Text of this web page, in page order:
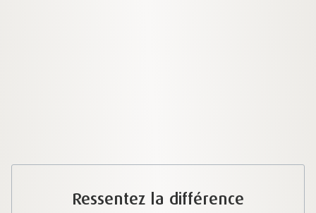
Ressentez la différence